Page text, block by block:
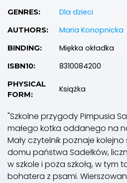
GENRES: Dla dzieci
AUTHORS: Maria Konopnicka
BINDING: Miękka okładka
ISBN10: 8310084200
PHYSICAL
FORM:
Książka
"Szkolne przygody Pimpusia
małego kotka oddanego na
Mały czytelnik poznaje
domu państwa Sadełków,
w szkole i poza szkołą, w tym
bohatera z psami.